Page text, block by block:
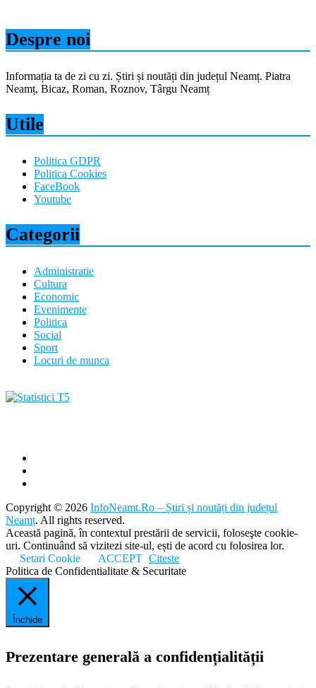
Despre noi
Informația ta de zi cu zi. Știri și noutăți din județul Neamț. Piatra
Neamț, Bicaz, Roman, Roznov, Târgu Neamț
Utile
Politica GDPR
Politica Cookies
FaceBook
Youtube
Categorii
Administratie
Cultura
Economic
Evenimente
Politica
Social
Sport
Locuri de munca
Copyright © 2026 InfoNeamt.Ro – Știri și noutăți din județul
Neamț. All rights reserved.
Această pagină, în contextul prestării de servicii, foloseşte cookie-
uri. Continuând să vizitezi site-ul, ești de acord cu folosirea lor.
Setari Cookie
ACCEPT Citeste
Politica de Confidentialitate & Securitate
Închide
Prezentare generală a confidențialității